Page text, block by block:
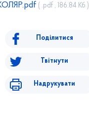
( .pdf , 186.84 Кб )
Поділитися
Твітнути
Надрукувати